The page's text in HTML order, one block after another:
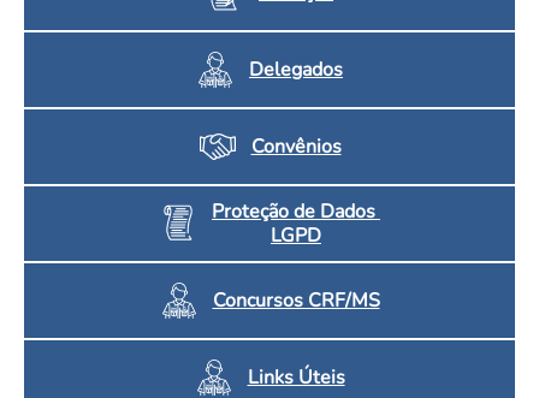
Delegados
Convênios
Proteção de Dados
LGPD
Concursos CRF/MS
Links Úteis